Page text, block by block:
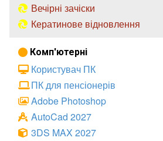
Вечірні зачіски
Кератинове відновлення
Комп'ютерні
Користувач ПК
ПК для пенсіонерів
Adobe Photoshop
AutoCad 2027
3DS MAX 2027